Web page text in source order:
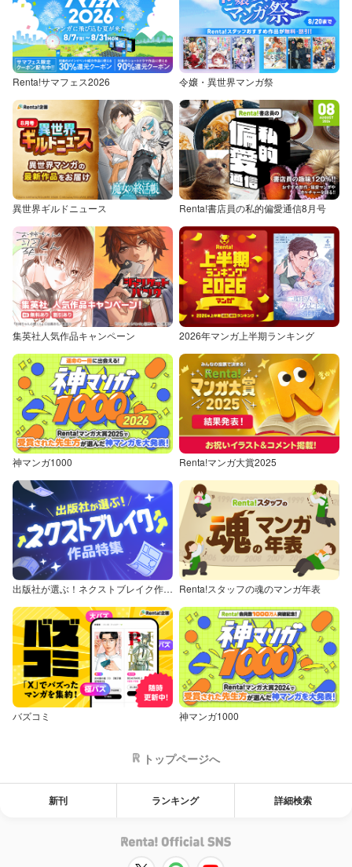
Renta!サマフェス2026 令嬢・異世界マンガ祭
異世界ギルドニュース Renta!書店員の私的偏愛通信8月号
集英社人気作品キャンペーン 2026年マンガ上半期ランキング
神マンガ1000 Renta!マンガ大賞2025
出版社が選ぶ！ネクストブレイク作品特集 Renta!スタッフの魂のマンガ年表
バズコミ 神マンガ1000
トップページへ
新刊 ランキング 詳細検索